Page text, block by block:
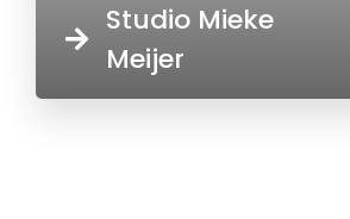
Studio Mieke
Meijer